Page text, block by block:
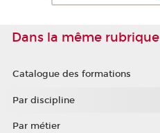
Dans la même rubrique
Catalogue des formations
Par discipline
Par métier